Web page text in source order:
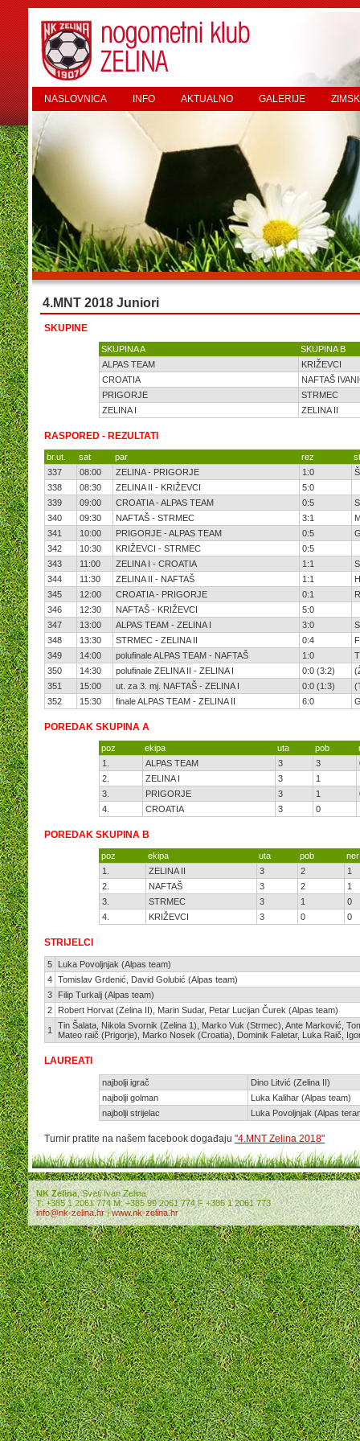
NASLOVNICA INFO AKTUALNO GALERIJE
4.MNT 2018 Juniori
SKUPINE
SKUPINA A
SKUPINA B
ALPAS TEAM
KRIŽEVCI
CROATIA
NAFTAŠ
PRIGORJE
STRMEC
ZELINA I
ZELINA II
RASPORED - REZULTATI
br.ut. sat par rez
337
08:00 ZELINA - PRIGORJE 1:0
338
08:30 ZELINA II - KRIŽEVCI
5:0
339
09:00 CROATIA - ALPAS TEAM 0:5
340
09:30 NAFTAŠ - STRMEC 3:1
341
10:00 PRIGORJE - ALPAS TEAM 0:5
342
10:30 KRIŽEVCI - STRMEC
0:5
343
11:00 ZELINA I - CROATIA 1:1
344
11:30 ZELINA II - NAFTAŠ 1:1
345
12:00 CROATIA - PRIGORJE 0:1
346
12:30 NAFTAŠ - KRIŽEVCI
5:0
347
13:00 ALPAS TEAM - ZELINA I 3:0
348
13:30 STRMEC - ZELINA II 0:4
349
14:00 polufinale ALPAS TEAM - NAFTAŠ 1:0
350
14:30 polufinale ZELINA II - ZELINA I 0:0 (3:2)
351
15:00 ut. za 3. mj. NAFTAŠ - ZELINA I 0:0 (1:3)
352
15:30 finale ALPAS TEAM - ZELINA II 6:0
POREDAK SKUPINA A
poz ekipa uta pob
1.
ALPAS TEAM 3 3
2.
ZELINA I 3 1
3.
PRIGORJE 3 1
4.
CROATIA 3 0
POREDAK SKUPINA B
poz ekipa uta pob
ner
1.
ZELINA II 3 2
1
2.
NAFTAŠ 3 2
1
3.
STRMEC 3 1
0
4.
KRIŽEVCI 3 0 0
STRIJELCI
5
Luka Povoljnjak (Alpas team)
4 Tomislav Grdenić, David Golubić (Alpas team)
3
Filip Turkalj (Alpas team)
2
Robert Horvat (Zelina II), Marin Sudar, Petar Lucijan Čurek (Alpas team)
1
Tin Šalata, Nikola Svornik (Zelina 1), Marko Vuk (Strmec), Ante Marković,
Mateo raič (Prigorje), Marko Nosek (Croatia), Dominik Faletar, Luka Raič,
LAUREATI
najbolji igrač
Dino Litvić (Zelina II)
najbolji golman
Luka Kalihar (Alpas team)
najbolji strijelac
Luka Povoljnjak (Alpas
Turnir pratite na našem facebook događaju "4.MNT Zelina 2018"
NK Zelina, Sveti Ivan Zelina
T: +385 1 2061 774 M: +385 99 2061 774 F +385 1 2061 773
info@nk-zelina.hr|www.nk-zelina.hr